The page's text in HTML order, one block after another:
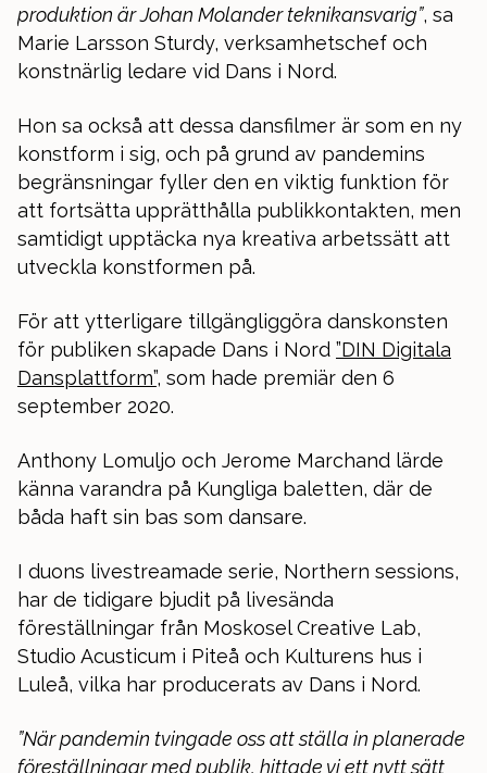
produktion är Johan Molander teknikansvarig”, sa
Marie Larsson Sturdy, verksamhetschef och
konstnärlig ledare vid Dans i Nord.
Hon sa också att dessa dansfilmer är som en ny
konstform i sig, och på grund av pandemins
begränsningar fyller den en viktig funktion för
att fortsätta upprätthålla publikkontakten, men
samtidigt upptäcka nya kreativa arbetssätt att
utveckla konstformen på.
För att ytterligare tillgängliggöra danskonsten
för publiken skapade Dans i Nord ”DIN Digitala
Dansplattform”, som hade premiär den 6
september 2020.
Anthony Lomuljo och Jerome Marchand lärde
känna varandra på Kungliga baletten, där de
båda haft sin bas som dansare.
I duons livestreamade serie, Northern sessions,
har de tidigare bjudit på livesända
föreställningar från Moskosel Creative Lab,
Studio Acusticum i Piteå och Kulturens hus i
Luleå, vilka har producerats av Dans i Nord.
”När pandemin tvingade oss att ställa in planerade
föreställningar med publik, hittade vi ett nytt sätt